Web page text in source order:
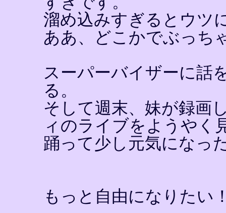
溜め込みすぎるとウツ
ああ、どこかでぶっち
スーパーバイザーに話
る。
そして週末、妹が録画
ィのライブをようやく
踊って少し元気になっ
もっと自由になりたい